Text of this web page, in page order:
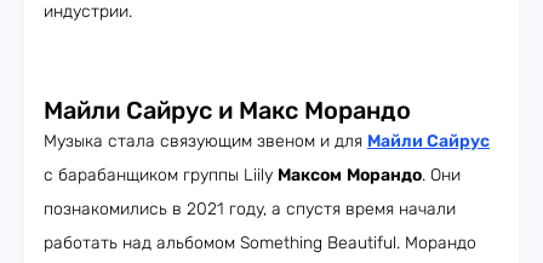
индустрии.
Майли Сайрус и Макс Морандо
Музыка стала связующим звеном и для Майли Сайрус
с барабанщиком группы Liily Максом Морандо. Они
познакомились в 2021 году, а спустя время начали
работать над альбомом Something Beautiful. Морандо